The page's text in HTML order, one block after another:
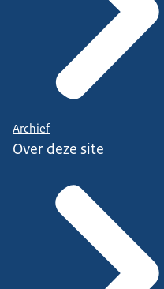
Archief
Over deze site